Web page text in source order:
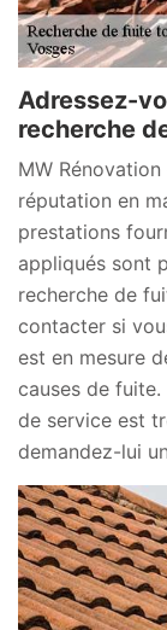
Adressez-
recherche
MW
réputation en
prestations
appliqués sont
recherche de
contacter si
est en mesure
causes de
de service est
demandez-lui